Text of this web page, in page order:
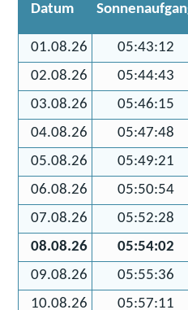
Datum
01.08.26 05:43:12
02.08.26
05:44:43
03.08.26
05:46:15
04.08.26
05:47:48
05.08.26
05:49:21
06.08.26
05:50:54
07.08.26
05:52:28
08.08.26
05:54:02
09.08.26
05:55:36
10.08.26
05:57:11